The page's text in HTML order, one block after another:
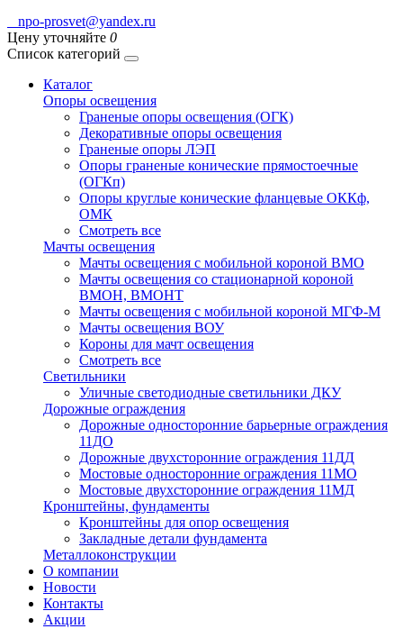
npo-prosvet@yandex.ru
Цену уточняйте 0
Список категорий
Каталог
Опоры освещения
Граненые опоры освещения (ОГК)
Декоративные опоры освещения
Граненые опоры ЛЭП
Опоры граненые конические прямостоечные
(ОГКп)
Опоры круглые конические фланцевые ОККф,
ОМК
Смотреть все
Мачты освещения
Мачты освещения с мобильной короной ВМО
Мачты освещения со стационарной короной
ВМОН, ВМОНТ
Мачты освещения с мобильной короной МГФ-М
Мачты освещения ВОУ
Короны для мачт освещения
Смотреть все
Светильники
Уличные светодиодные светильники ДКУ
Дорожные ограждения
Дорожные oдносторонние барьерные ограждения
11ДО
Дорожные двухсторонние ограждения 11ДД
Мостовые односторонние ограждения 11МО
Мостовые двухсторонние ограждения 11МД
Кронштейны, фундаменты
Кронштейны для опор освещения
Закладные детали фундамента
Металлоконструкции
О компании
Новости
Контакты
Акции